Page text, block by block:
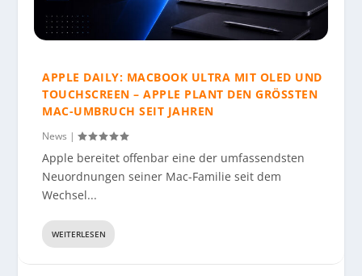
APPLE DAILY: MACBOOK ULTRA MIT OLED UND
TOUCHSCREEN – APPLE PLANT DEN GRÖSSTEN M
AC-UMBRUCH SEIT JAHREN
News |
Apple bereitet offenbar eine der umfassendsten
Neuordnungen seiner Mac-Familie seit dem
Wechsel...
WEITERLESEN